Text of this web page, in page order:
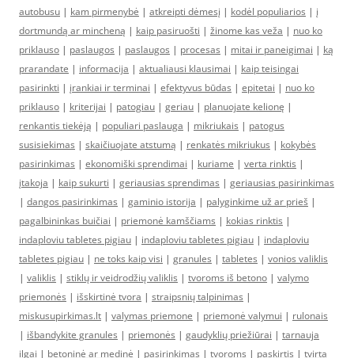
autobusu | kam pirmenybė | atkreipti dėmesį | kodėl populiarios | į
dortmundą ar mincheną | kaip pasiruošti | žinome kas veža | nuo ko
priklauso | paslaugos | paslaugos | procesas | mitai ir paneigimai | ką
prarandate | informacija | aktualiausi klausimai | kaip teisingai
pasirinkti | įrankiai ir terminai | efektyvus būdas | epitetai | nuo ko
priklauso | kriterijai | patogiau | geriau | planuojate kelionę |
renkantis tiekėją | populiari paslauga | mikriukais | patogus
susisiekimas | skaičiuojate atstumą | renkatės mikriukus | kokybės
pasirinkimas | ekonomiški sprendimai | kuriame | verta rinktis |
įtakoja | kaip sukurti | geriausias sprendimas | geriausias pasirinkimas
| dangos pasirinkimas | gaminio istorija | palyginkime už ar prieš |
pagalbininkas buičiai | priemonė kamščiams | kokias rinktis |
indaploviu tabletes pigiau | indaploviu tabletes pigiau | indaploviu
tabletes pigiau | ne toks kaip visi | granules | tabletes | vonios valiklis
| valiklis | stiklų ir veidrodžių valiklis | tvoroms iš betono | valymo
priemonės | išskirtinė tvora | straipsnių talpinimas |
miskusupirkimas.lt | valymas priemone | priemonė valymui | rulonais
| išbandykite granules | priemonės | gaudyklių priežiūrai | tarnauja
ilgai | betoninė ar medinė | pasirinkimas | tvoroms | paskirtis | tvirta